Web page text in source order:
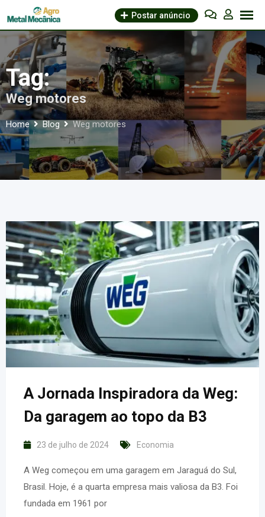
to
content
Postar anúncio
Tag:
Weg motores
Home Blog Weg motores
A Jornada Inspiradora da Weg:
Da garagem ao topo da B3
23 de julho de 2024 Economia
A Weg começou em uma garagem em Jaraguá do Sul,
Brasil. Hoje, é a quarta empresa mais valiosa da B3. Foi
fundada em 1961 por